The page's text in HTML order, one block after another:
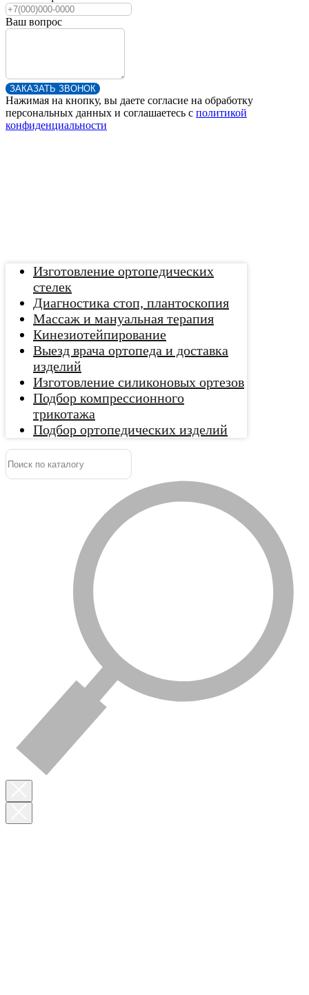
Ваш вопрос
ЗАКАЗАТЬ ЗВОНОК
Нажимая на кнопку, вы даете согласие на обработку
персональных данных и соглашаетесь c политикой
конфиденциальности
Изготовление ортопедических
стелек
Диагностика стоп, плантоскопия
Массаж и мануальная терапия
Кинезиотейпирование
Выезд врача ортопеда и доставка
изделий
Изготовление силиконовых ортезов
Подбор компрессионного
трикотажа
Подбор ортопедических изделий